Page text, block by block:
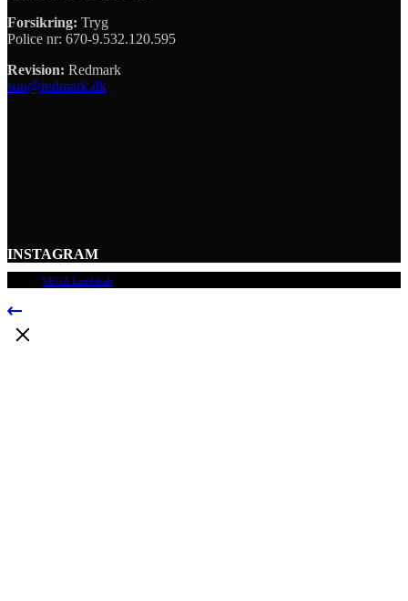
Forsikring: Tryg
Police nr: 670-9.532.120.595
Revision: Redmark
sun@redmark.dk
INSTAGRAM
VEGA Landskab